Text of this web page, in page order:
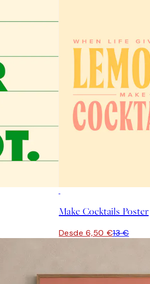
Make Cocktails Poster
Desde 6,50 €13 €